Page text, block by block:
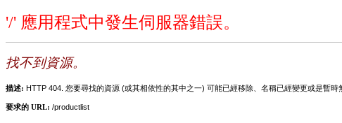
'/' 應用程式中發生伺服器錯誤。
找不到資源。
描述: HTTP 404. 您要尋找的資源 (或其相依性的其中之一) 可能已經移除、名稱已經變更或是暫時
要求的 URL: /productlist